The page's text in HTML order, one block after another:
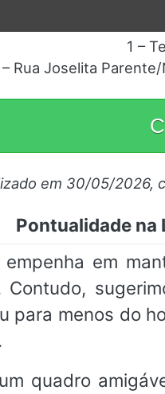
1 –
– Rua Joselita
em 30/05/2026,
Pontualidade na
empenha em
Contudo,
para menos do
quadro